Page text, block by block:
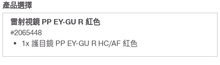
產品選擇
雷射視鏡 PP EY-GU R 紅色
#2065448
1x 護目鏡 PP EY-GU R HC/AF 紅色